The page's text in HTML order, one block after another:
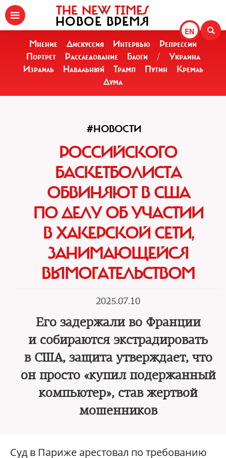
EN
THE NEW TIMES
НОВОЕ ВРЕМЯ
Мнение Дискуссия Интервью
Репрессии
Портрет
Расследование Блоги /
Украина
Израиль
Навальный Трамп Путин
Кремль
Дума
#НОВОСТИ
РОССИЙСКОГО
БАСКЕТБОЛИСТА
ОБВИНЯЮТ В США
ПО ДЕЛУ ОБ УЧАСТИИ
В ХАКЕРСКОЙ СЕТИ,
ЗАНИМАЮЩЕЙСЯ
ВЫМОГАТЕЛЬСТВОМ
2025.07.10
Его задержали во Франции
и собираются экстрадировать
в США, защита утверждает, что
он просто «купил подержанный
компьютер», став жертвой
мошенников
Суд в Париже арестовал по требованию